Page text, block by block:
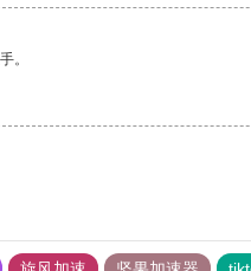
。